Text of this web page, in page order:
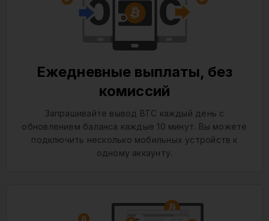
Ежедневные выплаты, без
комиссий
Запрашивайте вывод BTC каждый день с
обновлением баланса каждые 10 минут. Вы можете
подключить несколько мобильных устройств к
одному аккаунту.